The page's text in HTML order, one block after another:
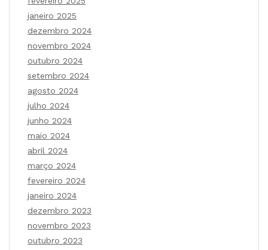
janeiro 2025
dezembro 2024
novembro 2024
outubro 2024
setembro 2024
agosto 2024
julho 2024
junho 2024
maio 2024
abril 2024
março 2024
fevereiro 2024
janeiro 2024
dezembro 2023
novembro 2023
outubro 2023